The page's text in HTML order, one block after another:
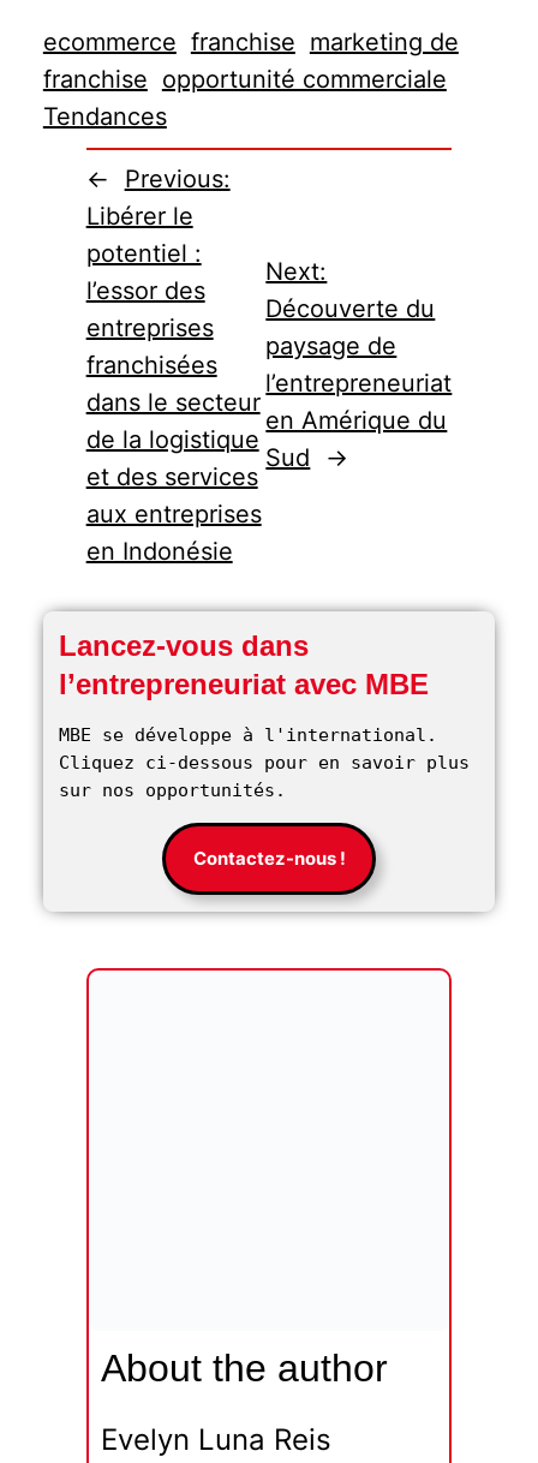
ecommerce franchise marketing de
franchise opportunité commerciale
Tendances
←
Previous:
Libérer le
potentiel :
l’essor des
entreprises
franchisées
dans le secteur
de la logistique
et des services
aux entreprises
en Indonésie
Next:
Découverte du
paysage de
l’entrepreneuriat
en Amérique du
Sud
→
Lancez-vous dans
l’entrepreneuriat avec MBE
MBE se développe à l'international.
Cliquez ci-dessous pour en savoir plus
sur nos opportunités.
Contactez-nous !
About the author
Evelyn Luna Reis